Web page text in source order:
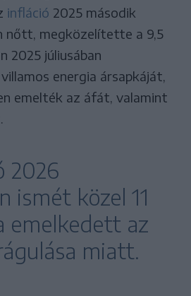
infláció 2025 második
nőtt, megközelítette a 9,5
2025 júliusában
energia ársapkáját,
emelték az áfát, valamint
2026
ismét közel 11
emelkedett az
miatt.